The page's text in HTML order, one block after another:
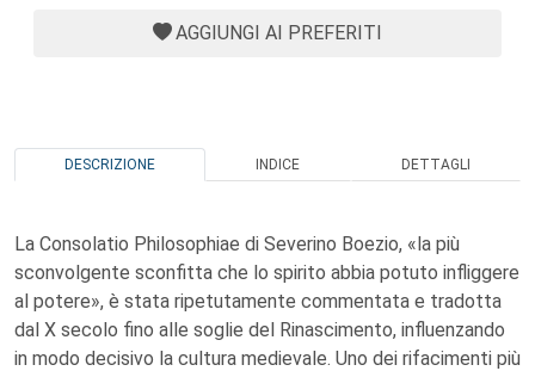
AGGIUNGI AI PREFERITI
DESCRIZIONE INDICE DETTAGLI
La Consolatio Philosophiae di Severino Boezio, «la più
sconvolgente sconfitta che lo spirito abbia potuto infliggere
al potere», è stata ripetutamente commentata e tradotta
dal X secolo fino alle soglie del Rinascimento, influenzando
in modo decisivo la cultura medievale. Uno dei rifacimenti più